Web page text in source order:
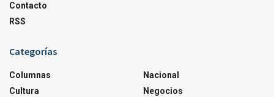
Contacto
RSS
Categorías
Columnas
Cultura
Nacional
Negocios